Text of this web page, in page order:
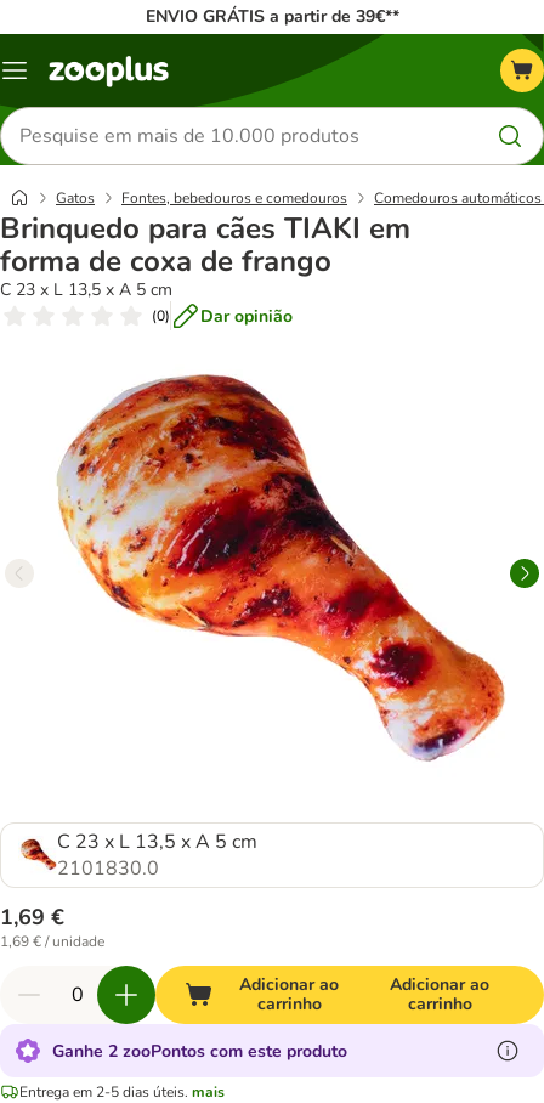
ENVIO GRÁTIS a partir de 39€**
Menu
Pesquisar
produtos
Gatos Fontes, bebedouros e comedouros Comedouros
Brinquedo para cães TIAKI em
forma de coxa de frango
C 23 x L 13,5 x A 5 cm
(0) Dar opinião
C 23 x L 13,5 x A 5 cm
2101830.0
1,69 €
1,69 € / unidade
Adicionar ao
carrinho
Adicionar ao
carrinho
Ganhe 2 zooPontos com este produto
Entrega em 2-5 dias úteis. mais